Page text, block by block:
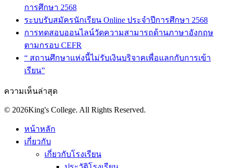
การศึกษา 2568
ระบบรับสมัครนักเรียน Online ประจำปีการศึกษา 2568
การทดสอบออนไลน์วัดความสามารถด้านภาษาอังกฤษ
ตามกรอบ CEFR
“ สถานศึกษาแห่งนี้ไม่รับเงินบริจาคเพื่อแลกกับการเข้า
เรียน”
ความเห็นล่าสุด
© 2026King's College. All Rights Reserved.
หน้าหลัก
เกี่ยวกับ
เกี่ยวกับโรงเรียน